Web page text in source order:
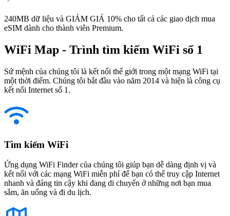
240MB dữ liệu và GIẢM GIÁ 10% cho tất cả các giao dịch mua
eSIM dành cho thành viên Premium.
WiFi Map - Trình tìm kiếm WiFi số 1
Sứ mệnh của chúng tôi là kết nối thế giới trong một mạng WiFi tại
một thời điểm. Chúng tôi bắt đầu vào năm 2014 và hiện là công cụ
kết nối Internet số 1.
Tìm kiếm WiFi
Ứng dụng WiFi Finder của chúng tôi giúp bạn dễ dàng định vị và
kết nối với các mạng WiFi miễn phí để bạn có thể truy cập Internet
nhanh và đáng tin cậy khi đang di chuyển ở những nơi bạn mua
sắm, ăn uống và đi du lịch.